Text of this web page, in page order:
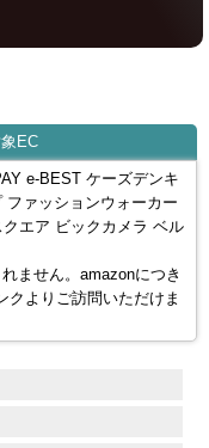
EC
e-BEST ケーズデンキ
ァッションウォーカー
エア ビックカメラ ベル
ません。amazonにつき
クよりご訪問いただけま